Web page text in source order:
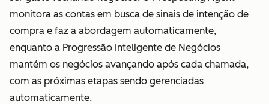
monitora as contas em busca de sinais de intenção de
compra e faz a abordagem automaticamente,
enquanto a Progressão Inteligente de Negócios
mantém os negócios avançando após cada chamada,
com as próximas etapas sendo gerenciadas
automaticamente.